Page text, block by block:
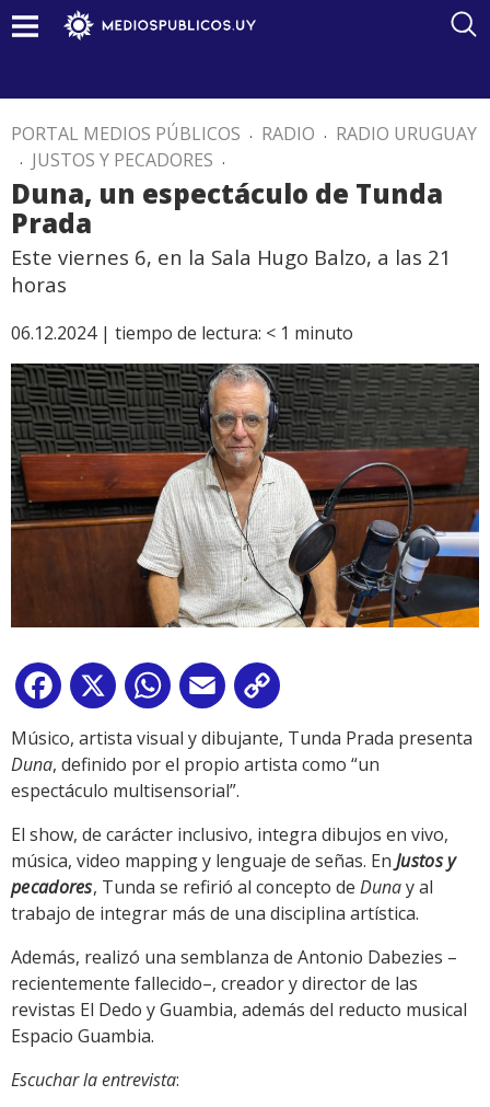
PORTAL MEDIOS PÚBLICOS . RADIO . RADIO URUGUAY
. JUSTOS Y PECADORES .
Duna, un espectáculo de Tunda
Prada
Este viernes 6, en la Sala Hugo Balzo, a las 21
horas
06.12.2024 | tiempo de lectura: < 1 minuto
Facebook
X WhatsApp
Email
Link
Músico, artista visual y dibujante, Tunda Prada presenta
Duna, definido por el propio artista como “un
espectáculo multisensorial”.
El show, de carácter inclusivo, integra dibujos en vivo,
música, video mapping y lenguaje de señas. En Justos y
pecadores, Tunda se refirió al concepto de Dunay al
trabajo de integrar más de una disciplina artística.
Además, realizó una semblanza de Antonio Dabezies –
recientemente fallecido–, creador y director de las
revistas El Dedo y Guambia, además del reducto musical
Espacio Guambia.
Escuchar la entrevista: